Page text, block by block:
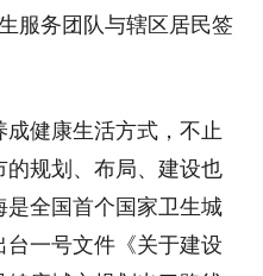
服务团队与辖区居民签
健康生活方式，不止
规划、布局、建设也
全国首个国家卫生城
台一号文件《关于建设